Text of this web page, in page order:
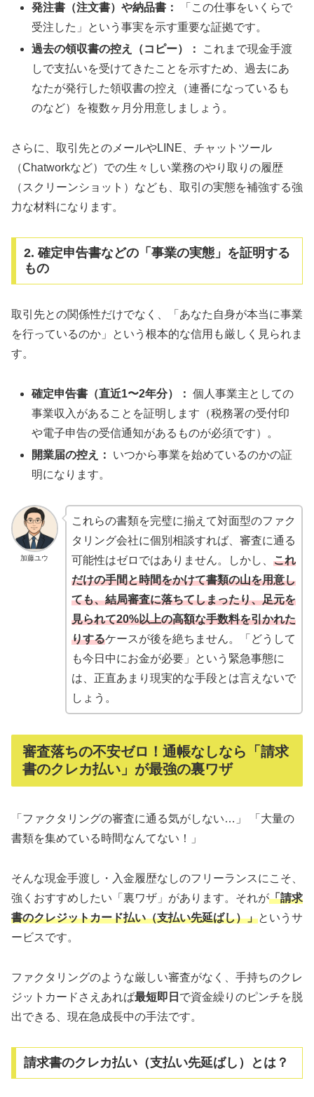
発注書（注文書）や納品書：
「この仕事をいくらで
受注した」という事実を示す重要な証拠です。
過去の領収書の控え（コピー）：
これまで現金手渡
しで支払いを受けてきたことを示すため、過去にあ
なたが発行した領収書の控え（連番になっているも
のなど）を複数ヶ月分用意しましょう。
さらに、取引先とのメールやLINE、チャットツール
（Chatworkなど）での生々しい業務のやり取りの履歴
（スクリーンショット）なども、取引の実態を補強する強
力な材料になります。
2. 確定申告書などの「事業の実態」を証明する
もの
取引先との関係性だけでなく、「あなた自身が本当に事業
を行っているのか」という根本的な信用も厳しく見られま
す。
確定申告書（直近1〜2年分）： 個人事業主としての
事業収入があることを証明します（税務署の受付印
や電子申告の受信通知があるものが必須です）。
開業届の控え：
いつから事業を始めているのかの証
明になります。
加藤ユウ
これらの書類を完璧に揃えて対面型のファク
タリング会社に個別相談すれば、審査に通る
可能性はゼロではありません。しかし、 これ
だけの手間と時間をかけて書類の山を用意し
ても、結局審査に落ちてしまったり、足元を
見られて20%以上の高額な手数料を引かれた
りするケースが後を絶ちません。「どうして
も今日中にお金が必要」という緊急事態に
は、正直あまり現実的な手段とは言えないで
しょう。
審査落ちの不安ゼロ！通帳なしなら「請求
書のクレカ払い」が最強の裏ワザ
「ファクタリングの審査に通る気がしない…」 「大量の
書類を集めている時間なんてない！」
そんな現金手渡し・入金履歴なしのフリーランスにこそ、
強くおすすめしたい「裏ワザ」があります。それが「請求
書のクレジットカード払い（支払い先延ばし）」というサ
ービスです。
ファクタリングのような厳しい審査がなく、手持ちのクレ
ジットカードさえあれば最短即日 で資金繰りのピンチを脱
出できる、現在急成長中の手法です。
請求書のクレカ払い（支払い先延ばし）とは？